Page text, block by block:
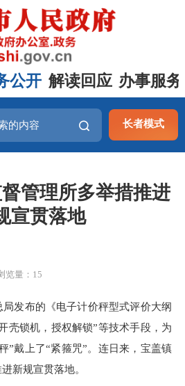
公开 解读回应 办事服务
长者模式
管理所多举措推进
宣贯落地
览量： 15
发布的《电子计价秤型式评价大纲
壳锁机，授权解锁”等技术手段，为
”戴上了“紧箍咒”。连日来，宝盖镇
新规宣贯落地。